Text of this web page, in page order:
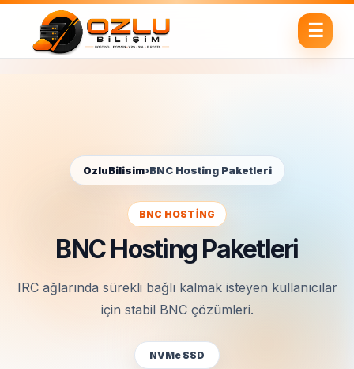
OzluBilisim›BNC Hosting Paketleri
BNC HOSTING
BNC Hosting Paketleri
IRC ağlarında sürekli bağlı kalmak isteyen kullanıcılar
için stabil BNC çözümleri.
NVMe SSD